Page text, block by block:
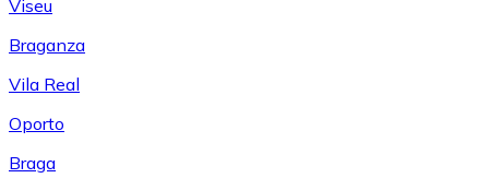
Viseu
Braganza
Vila Real
Oporto
Braga